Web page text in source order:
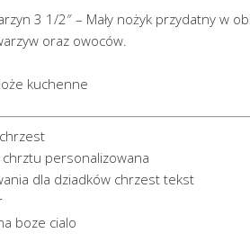
3 1/2″ – Mały nożyk przydatny w
oraz owoców.
kuchenne
chrztu personalizowana
dla dziadków chrzest tekst
boze cialo